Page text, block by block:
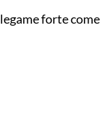
forte come